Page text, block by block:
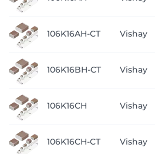
106K16AH-CT Vishay
106K16BH-CT Vishay
106K16CH Vishay
106K16CH-CT Vishay